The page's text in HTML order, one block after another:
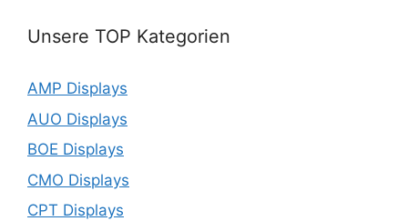
Unsere TOP Kategorien
AMP Displays
AUO Displays
BOE Displays
CMO Displays
CPT Displays